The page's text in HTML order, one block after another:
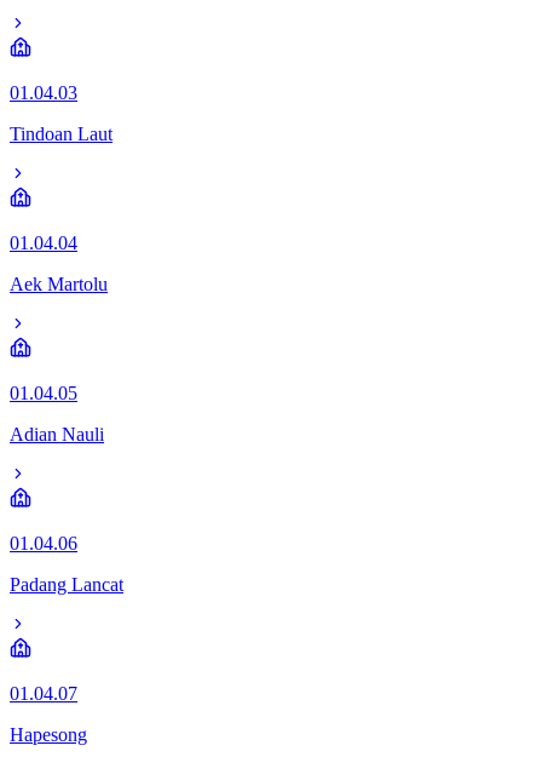
01.04.03
Tindoan Laut
01.04.04
Aek Martolu
01.04.05
Adian Nauli
01.04.06
Padang Lancat
01.04.07
Hapesong